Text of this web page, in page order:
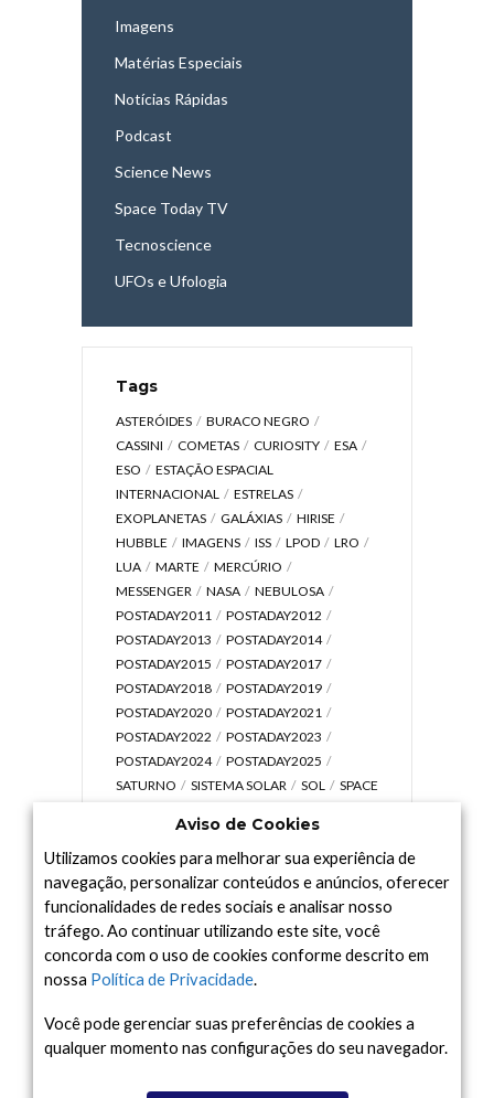
Imagens
Matérias Especiais
Notícias Rápidas
Podcast
Science News
Space Today TV
Tecnoscience
UFOs e Ufologia
Tags
ASTERÓIDES
BURACO NEGRO
CASSINI
COMETAS CURIOSITY
ESA
ESO
ESTAÇÃO ESPACIAL
INTERNACIONAL
ESTRELAS
EXOPLANETAS
GALÁXIAS
HIRISE
HUBBLE
IMAGENS ISS LPOD
LRO
LUA
MARTE
MERCÚRIO
MESSENGER
NASA
NEBULOSA
POSTADAY2011
POSTADAY2012
POSTADAY2013
POSTADAY2014
POSTADAY2015
POSTADAY2017
POSTADAY2018
POSTADAY2019
POSTADAY2020
POSTADAY2021
POSTADAY2022
POSTADAY2023
POSTADAY2024
POSTADAY2025
SATURNO
SISTEMA SOLAR SOL
SPACE
UNIVERSO
VÍDEO
Arquivo
Arquivo
Aviso de Cookies
Utilizamos cookies para melhorar sua experiência de
navegação, personalizar conteúdos e anúncios, oferecer
funcionalidades de redes sociais e analisar nosso
tráfego. Ao continuar utilizando este site, você
concorda com o uso de cookies conforme descrito em
nossa Política de Privacidade.
Você pode gerenciar suas preferências de cookies a
qualquer momento nas configurações do seu navegador.